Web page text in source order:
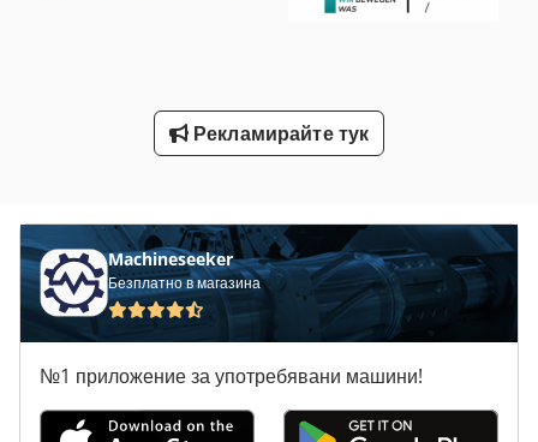
Усъвършенстване На Машини
Рекламирайте тук
Machineseeker
Безплатно в магазина
№1 приложение за употребявани машини!